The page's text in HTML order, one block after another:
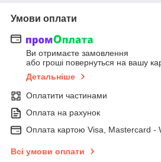
Умови оплати
Ви отримаєте замовлення
або гроші повернуться на вашу
Детальніше
Оплатити частинами
Оплата на рахунок
Оплата картою Visa, Mastercard -
Всі умови оплати